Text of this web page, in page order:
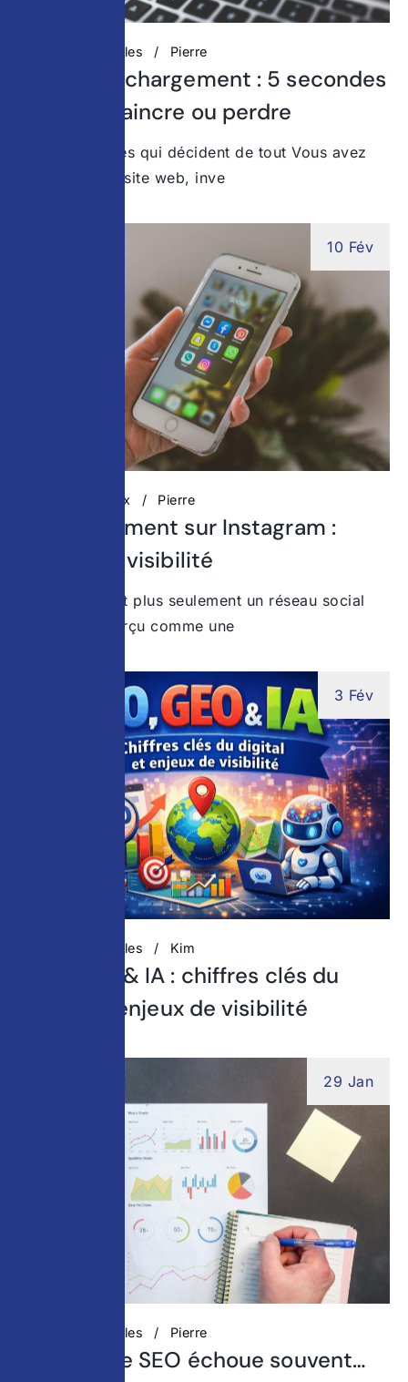
Actualités digitales Pierre
Temps de chargement : 5 secondes
pour convaincre ou perdre
Ces 5 secondes qui décident de tout Vous avez
travaillé votre site web, inve
10 Fév
Réseaux Sociaux Pierre
Référencement sur Instagram :
gagner en visibilité
Instagram n’est plus seulement un réseau social
Longtemps perçu comme une
3 Fév
Actualités digitales Kim
SEO, GEO & IA : chiffres clés du
digital et enjeux de visibilité
29 Jan
Actualités digitales Pierre
Pourquoi le SEO échoue souvent…